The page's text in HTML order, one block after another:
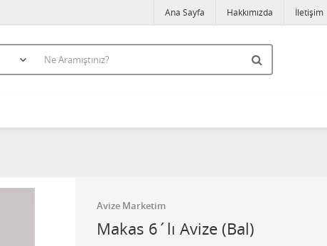
Ana Sayfa Hakkımızda İletişim
Avize Marketim
Makas 6´lı Avize (Bal)